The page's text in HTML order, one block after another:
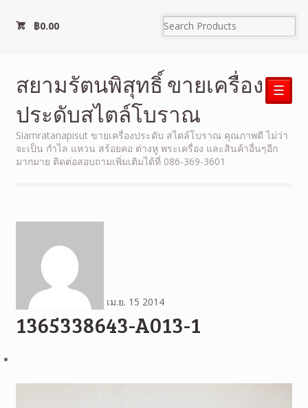
฿0.00
สยามรัตนพิสุทธิ์ ขายเครื่อง
ประดับสไตล์โบราณ
Siamratanapisut ขายเครื่องประดับ สไตล์โบราณ คุณภาพดี ไม่ว่า
จะเป็น กำไล แหวน สร้อยคอ ต่างหู พระเครื่อง และสินค้าอื่นๆอีก
มากมาย ติดต่อสอบถามเพิ่มเติมได้ที่ 086-369-3601
☰
เม.ย. 15 2014
1365338643-A013-1